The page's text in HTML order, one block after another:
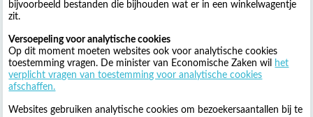
bijvoorbeeld bestanden die bijhouden wat er in een winkelwagentje
zit.
Versoepeling voor analytische cookies
Op dit moment moeten websites ook voor analytische cookies
toestemming vragen. De minister van Economische Zaken wil
het
verplicht vragen van toestemming voor analytische cookies
afschaffen.
Websites gebruiken analytische cookies om bezoekersaantallen bij te